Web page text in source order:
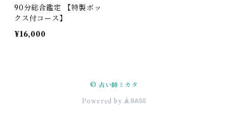
90分総合鑑定 【特製ボッ
クス付コース】
¥16,000
© 占い師ミカタ
Powered by